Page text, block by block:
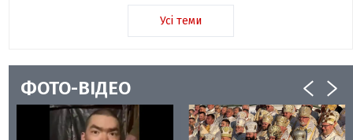
Усі теми
ФОТО-ВІДЕО